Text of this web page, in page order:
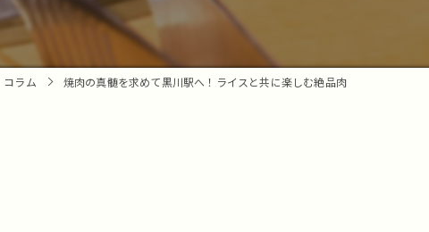
コース
デザート
コラム 焼肉の真髄を求めて黒川駅へ！ライスと共に楽しむ絶品肉